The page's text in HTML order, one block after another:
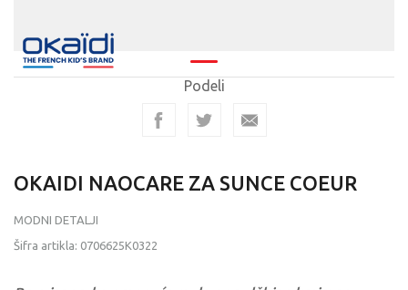
Podeli
OKAIDI NAOCARE ZA SUNCE COEUR
MODNI DETALJI
Šifra artikla: 0706625K0322